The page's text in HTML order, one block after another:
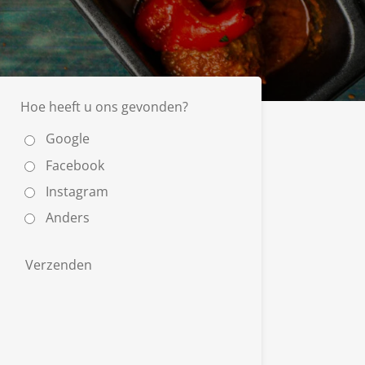
Hoe heeft u ons gevonden?
Google
Facebook
Instagram
Anders
Verzenden